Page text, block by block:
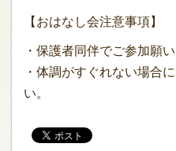
【おはなし会注意事項】
・保護者同伴でご参加願い
・体調がすぐれない場合
い。